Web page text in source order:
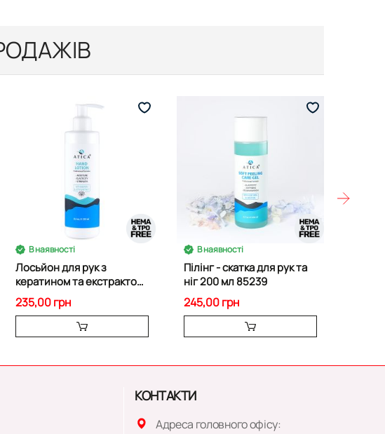
В наявності
Лосьйон для рук з
кератином та екстрактом
лотосу 250 мл 85240
235,00 грн
В наявності
Пілінг - скатка для рук та
ніг 200 мл 85239
245,00 грн
КОНТАКТИ
Адреса головного офісу: